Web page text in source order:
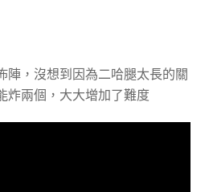
陣，沒想到因為二哈腿太長的關
炸兩個，大大增加了難度